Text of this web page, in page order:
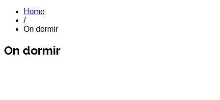
Home
/
On dormir
On dormir